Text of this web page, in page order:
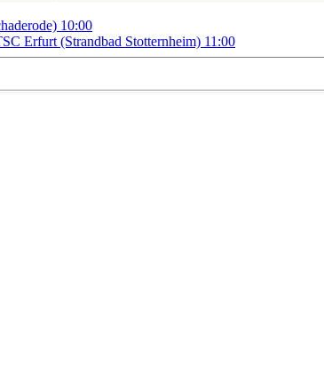
10:00
Erfurt (Strandbad Stotternheim) 11:00